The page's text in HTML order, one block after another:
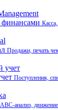
Продажи, печать
Поступления,
ABC-анализ,